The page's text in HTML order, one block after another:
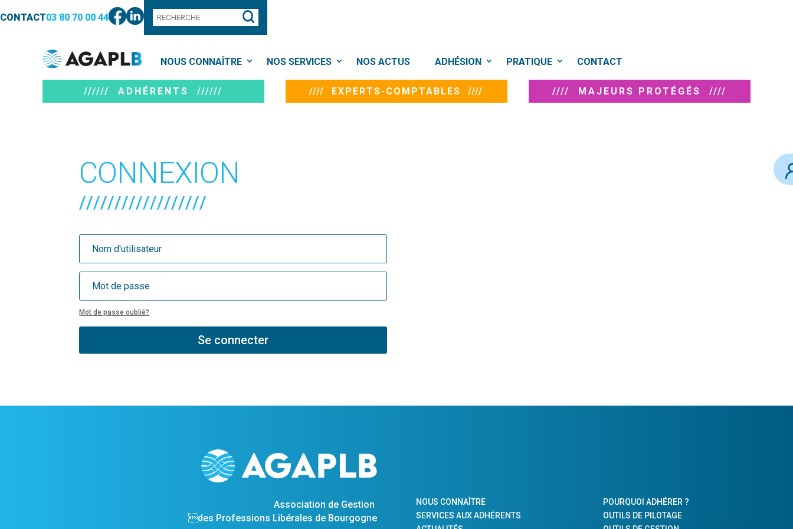
CONTACT03 80 70 00 44
NOUS CONNAÎTRE NOS SERVICES NOS ACTUS ADHÉSION PRATIQUE CONTACT
////// ADHÉRENTS ////// //// EXPERTS-COMPTABLES //// //// MAJEURS PROTÉGÉS ////
CONNEXION
//////////////////
Mot de passe oublié?
Se connecter
Association de Gestion
des Professions Libérales de Bourgogne
NOUS CONNAÎTRE
SERVICES AUX ADHÉRENTS
POURQUOI ADHÉRER ?
OUTILS DE PILOTAGE